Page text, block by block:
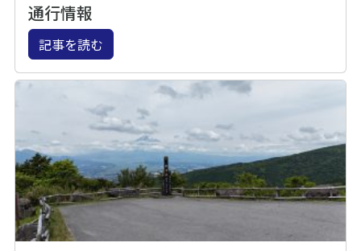
通行情報
記事を読む